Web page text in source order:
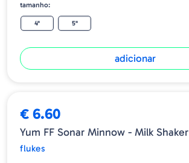
tamanho:
4" 5"
adicionar
€ 6.60
Yum FF Sonar Minnow - Milk Shaker
flukes